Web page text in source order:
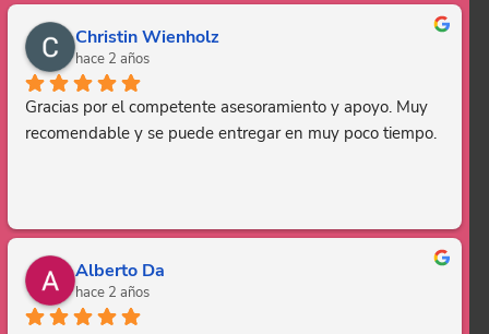
Christin Wienholz
hace 2 años
Gracias por el competente asesoramiento y apoyo. Muy
recomendable y se puede entregar en muy poco tiempo.
Alberto Da
hace 2 años